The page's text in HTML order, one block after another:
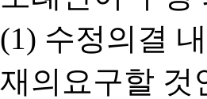
(1) 수정의결
재의요구할 것